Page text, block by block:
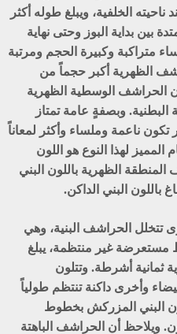
الخلفية، ويبلغ طوله أكثر
بين بداية البوز وحتى نهاية
متراكبة وكبيرة الحجم ومرتبة
الظهرية أكبر حجماً من
أن الحراشف الوسطية الظهرية
وبصفةٍ عامة تمتاز
تكون ناعمة وملساء وأكثر لمعاناً
المميز لهذا النوع هو اللون
الظهرية باللون البني
باللون البني الداكن.
الحراشف البنية، وهي
مستعرضة غير منتظمة، يبلغ
ثمانية أشرطة. وتتلون
وأخرى داكنة تنتظم طولياً
البني المزركش بخطوط
ويلاحظ أن الحراشف الباهتة